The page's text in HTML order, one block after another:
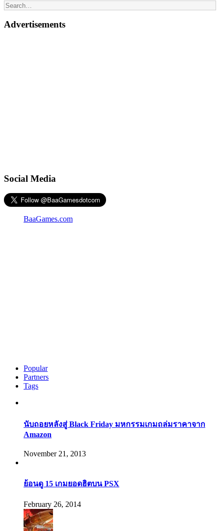
Advertisements
Social Media
BaaGames.com
Popular
Partners
Tags
นับถอยหลังสู่ Black Friday มหกรรมเกมถล่มราคาจาก
Amazon
November 21, 2013
ย้อนดู 15 เกมยอดฮิตบน PSX
February 26, 2014